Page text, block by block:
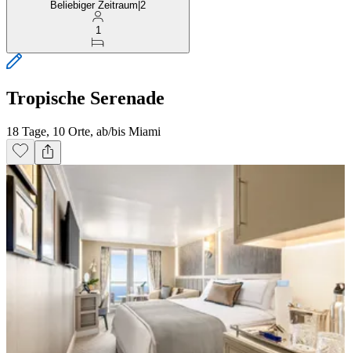
Beliebiger Zeitraum 2
1
Tropische Serenade
18 Tage, 10 Orte, ab/bis Miami